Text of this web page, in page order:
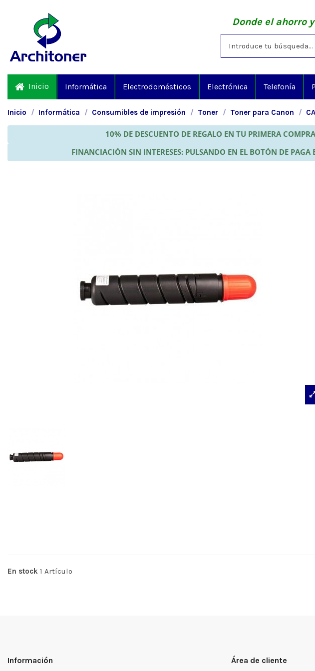
Donde el ahorro
Inicio Informática Electrodomésticos Electrónica Telefonía
Inicio Informática Consumibles de impresión Toner Toner para Canon
10% DE DESCUENTO DE REGALO EN TU PRIMERA
FINANCIACIÓN SIN INTERESES: PULSANDO EN EL BOTÓN DE
En stock 1 Artículo
Información Área de cliente